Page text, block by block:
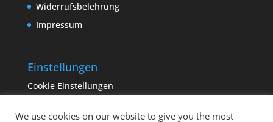
Widerrufsbelehrung
Impressum
Einstellungen
Cookie Einstellungen
We use cookies on our website to give you the most